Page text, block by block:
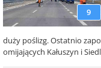
9
duży poślizg. Ostatnio
omijających Kałuszyn i